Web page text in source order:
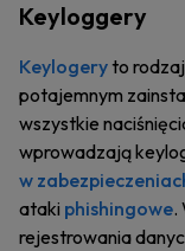
Keyloggery
Keylogeryto
potajemnym
wszystkie
wprowadzają
w
ataki phishingowe.
rejestrowania